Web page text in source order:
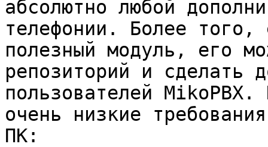
абсолютно любой
телефонии. Более того,
полезный модуль, его
репозиторий и сделать
пользователей
очень низкие
ПК: